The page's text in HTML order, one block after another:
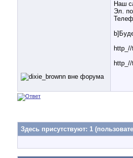
Наш
Эл.
Здесь присутствуют: 1